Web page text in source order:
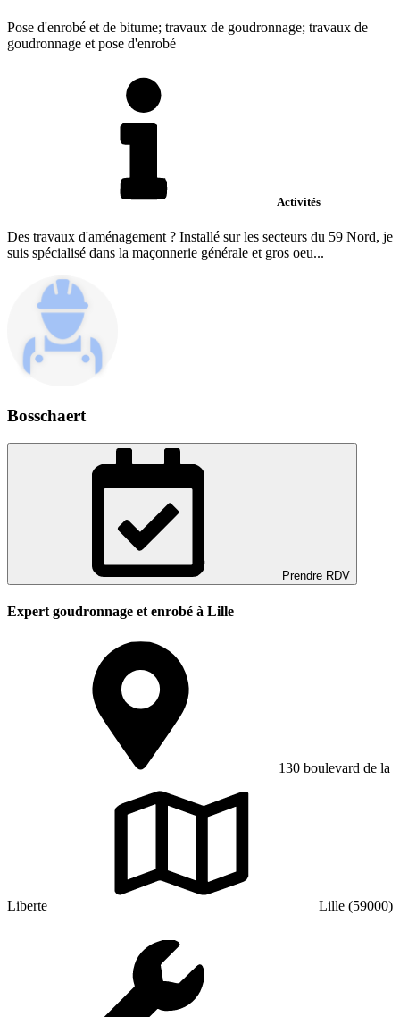
Pose d'enrobé et de bitume; travaux de goudronnage; travaux de
goudronnage et pose d'enrobé
Activités
Des travaux d'aménagement ? Installé sur les secteurs du 59 Nord, je
suis spécialisé dans la maçonnerie générale et gros oeu...
Bosschaert
Prendre RDV
Expert goudronnage et enrobé à Lille
130 boulevard de la
Liberte Lille (59000)